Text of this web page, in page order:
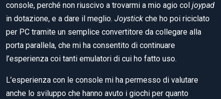
console, perché non riuscivo a trovarmi a mio agio col joypad
in dotazione, e a dare il meglio. Joystick che ho poi riciclato
per PC tramite un semplice convertitore da collegare alla
porta parallela, che mi ha consentito di continuare
l’esperienza coi tanti emulatori di cui ho fatto uso.
L’esperienza con le console mi ha permesso di valutare
anche lo sviluppo che hanno avuto i giochi per quanto